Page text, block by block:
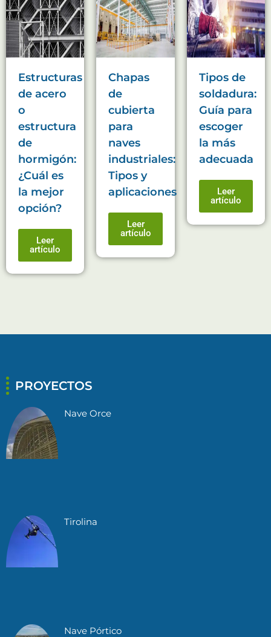
Estructuras
de acero
o
estructura
de
hormigón:
¿Cuál es
la mejor
opción?
Leer
artículo
Chapas
de
cubierta
para
naves
industriales:
Tipos y
aplicaciones
Leer
artículo
Tipos de
soldadura:
Guía para
escoger
la más
adecuada
Leer
artículo
PROYECTOS
Nave Orce
Tirolina
Nave Pórtico